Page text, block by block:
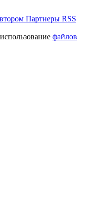
Партнеры RSS
файлов